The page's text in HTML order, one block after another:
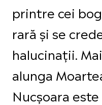
printre cei
rară și se
halucinații.
alunga
Nucșoara